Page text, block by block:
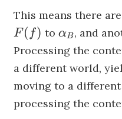
This means there
F( f) to \alpha_B
αB , and
Processing the
a different world,
moving to a
processing the